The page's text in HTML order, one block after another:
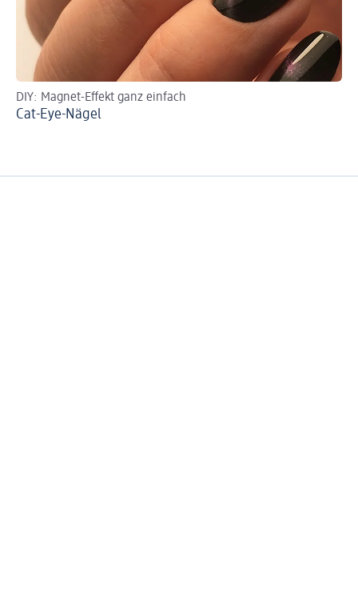
DIY: Magnet-Effekt ganz einfach
Cat-Eye-Nägel